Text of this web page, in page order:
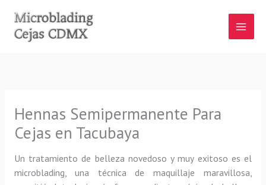
contenido
Hennas Semipermanente Para
Cejas en Tacubaya
Un tratamiento de belleza novedoso y muy exitoso es el
microblading, una técnica de maquillaje maravillosa,